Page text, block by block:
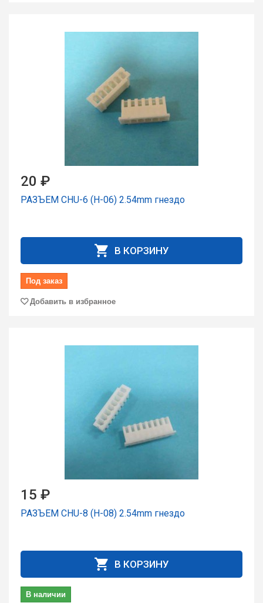
20 ₽
РАЗЪЕМ CHU-6 (H-06) 2.54mm гнездо
В КОРЗИНУ
Под заказ
Добавить в избранное
15 ₽
РАЗЪЕМ CHU-8 (H-08) 2.54mm гнездо
В КОРЗИНУ
В наличии